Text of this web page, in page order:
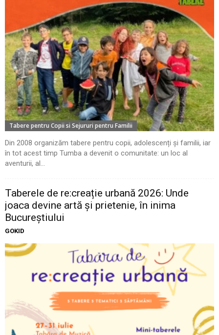
Tabere pentru Copii si Sejururi pentru Familii
Din 2008 organizăm tabere pentru copii, adolescenți și familii, iar
în tot acest timp Tumba a devenit o comunitate: un loc al
aventurii, al...
Taberele de re:creație urbană 2026: Unde
joaca devine artă și prietenie, în inima
Bucureștiului
GOKID